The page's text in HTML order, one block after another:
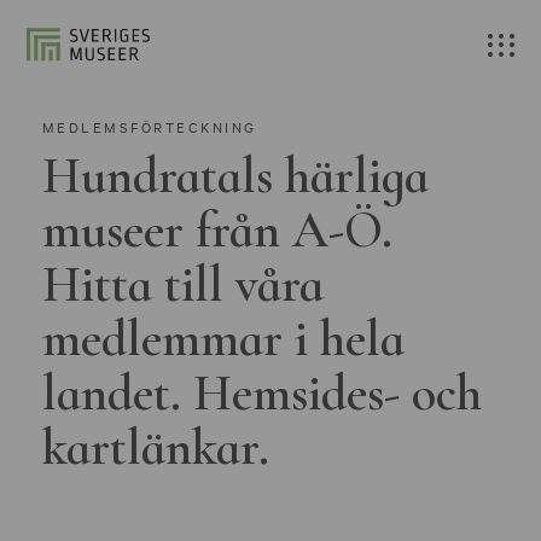
MEDLEMSFÖRTECKNING
Hundratals härliga
museer från A-Ö.
Hitta till våra
medlemmar i hela
landet. Hemsides- och
kartlänkar.